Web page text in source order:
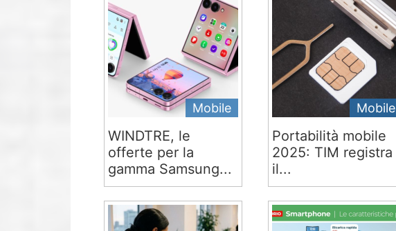
Mobile
WINDTRE, le
offerte per la
gamma Samsung...
Mobile
Portabilità mobile
2025: TIM registra
il...